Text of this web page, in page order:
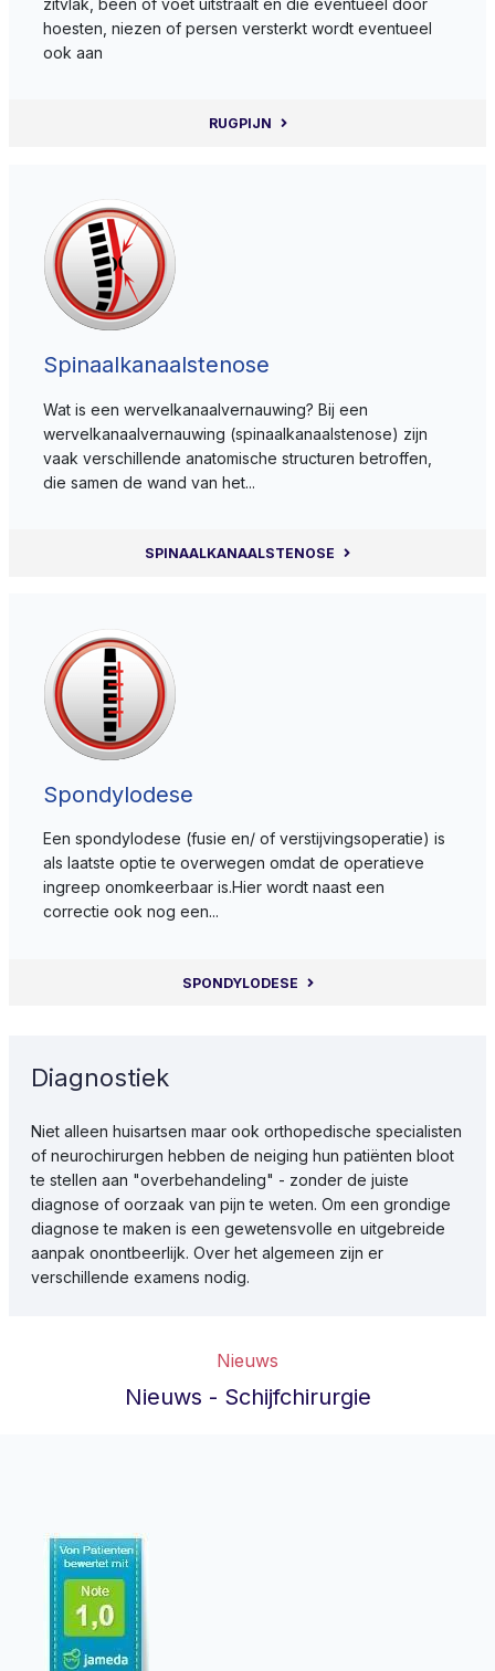
hoesten, niezen of persen versterkt wordt eventueel
ook aan
RUGPIJN
Spinaalkanaalstenose
Wat is een wervelkanaalvernauwing? Bij een
wervelkanaalvernauwing (spinaalkanaalstenose) zijn
vaak verschillende anatomische structuren betroffen,
die samen de wand van het...
SPINAALKANAALSTENOSE
Spondylodese
Een spondylodese (fusie en/ of verstijvingsoperatie) is
als laatste optie te overwegen omdat de operatieve
ingreep onomkeerbaar is.Hier wordt naast een
correctie ook nog een...
SPONDYLODESE
Diagnostiek
Niet alleen huisartsen maar ook orthopedische specialisten
of neurochirurgen hebben de neiging hun patiënten bloot
te stellen aan "overbehandeling" - zonder de juiste
diagnose of oorzaak van pijn te weten. Om een grondige
diagnose te maken is een gewetensvolle en uitgebreide
aanpak onontbeerlijk. Over het algemeen zijn er
verschillende examens nodig.
Nieuws
Nieuws - Schijfchirurgie